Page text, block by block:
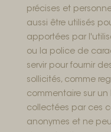
précises et
aussi être utilisés
apportées par
ou la police de
servir pour fournir
sollicités, comme
commentaire sur un
collectées par ces
anonymes et ne